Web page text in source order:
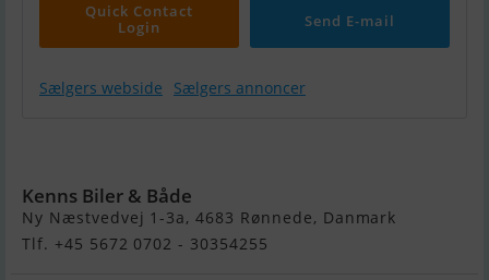
Quick Contact
Login
Send E-mail
Sælgers webside Sælgers annoncer
Kenns Biler & Både
Ny Næstvedvej 1-3a, 4683 Rønnede, Danmark
Tlf. +45 5672 0702 - 30354255